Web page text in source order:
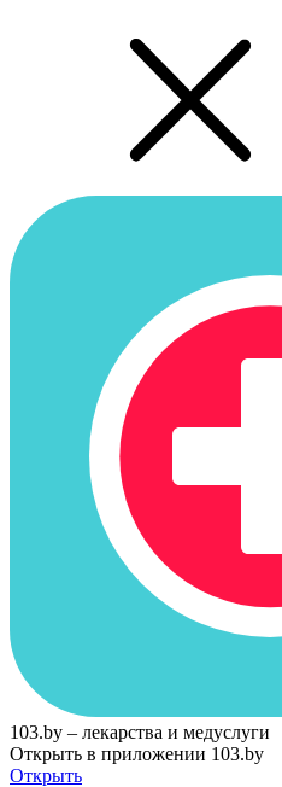
103.by – лекарства и медуслуги
Открыть в приложении 103.by
Открыть